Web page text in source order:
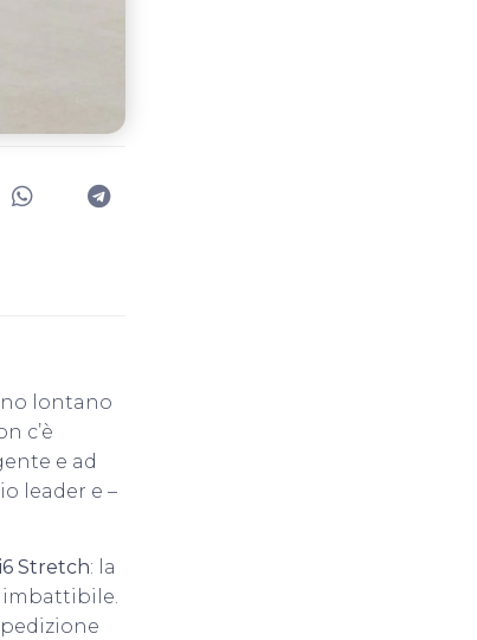
lontano
c’è
e ad
leader e –
Stretch: la
imbattibile.